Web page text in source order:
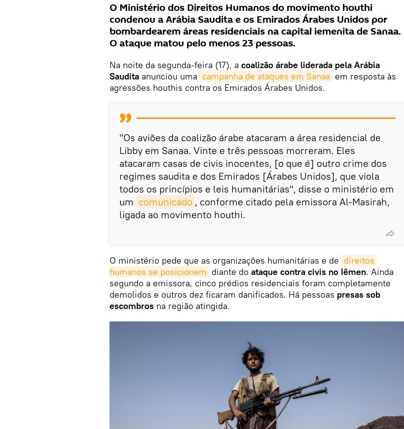
O Ministério dos Direitos Humanos do movimento houthi
condenou a Arábia Saudita e os Emirados Árabes Unidos por
bombardearem áreas residenciais na capital iemenita de Sanaa.
O ataque matou pelo menos 23 pessoas.
Na noite da segunda-feira (17), a coalizão árabe liderada pela Arábia
Saudita anunciou uma campanha de ataques em Sanaa em resposta às
agressões houthis contra os Emirados Árabes Unidos.
"Os aviões da coalizão árabe atacaram a área residencial de
Libby em Sanaa. Vinte e três pessoas morreram. Eles
atacaram casas de civis inocentes, [o que é] outro crime dos
regimes saudita e dos Emirados [Árabes Unidos], que viola
todos os princípios e leis humanitárias", disse o ministério em
um comunicado , conforme citado pela emissora Al-Masirah,
ligada ao movimento houthi.
O ministério pede que as organizações humanitárias e de direitos
humanos se posicionem diante do ataque contra civis no Iêmen. Ainda
segundo a emissora, cinco prédios residenciais foram completamente
demolidos e outros dez ficaram danificados. Há pessoas presas sob
escombros na região atingida.